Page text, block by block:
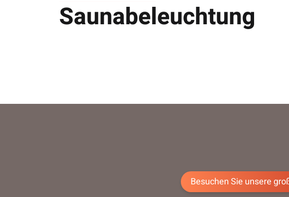
Saunabeleuchtung
Besuchen Sie unsere